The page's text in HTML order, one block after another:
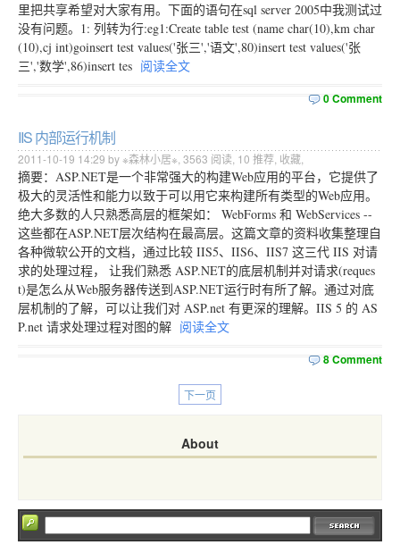
里把共享希望对大家有用。下面的语句在sql server 2005中我测试过
没有问题。1: 列转为行:eg1:Create table test (name char(10),km char
(10),cj int)goinsert test values('张三','语文',80)insert test values('张
三','数学',86)insert tes 阅读全文
0 Comment
IIS 内部运行机制
2011-10-19 14:29 by ※森林小居※, 3563 阅读, 10 推荐, 收藏
摘要：ASP.NET是一个非常强大的构建Web应用的平台，它提供了
极大的灵活性和能力以致于可以用它来构建所有类型的Web应用。
绝大多数的人只熟悉高层的框架如： WebForms 和 WebServices --
这些都在ASP.NET层次结构在最高层。这篇文章的资料收集整理自
各种微软公开的文档，通过比较 IIS5、IIS6、IIS7 这三代 IIS 对请
求的处理过程， 让我们熟悉 ASP.NET的底层机制并对请求(reques
t)是怎么从Web服务器传送到ASP.NET运行时有所了解。通过对底
层机制的了解，可以让我们对 ASP.net 有更深的理解。IIS 5 的 AS
P.net 请求处理过程对图的解 阅读全文
8 Comment
下一页
About